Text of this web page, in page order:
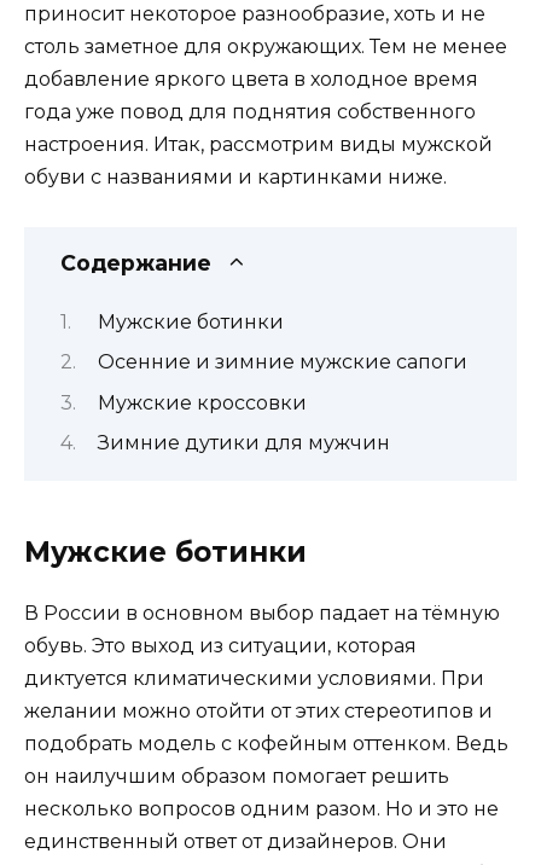
приносит некоторое разнообразие, хоть и не
столь заметное для окружающих. Тем не менее
добавление яркого цвета в холодное время
года уже повод для поднятия собственного
настроения. Итак, рассмотрим виды мужской
обуви с названиями и картинками ниже.
Содержание
Мужские ботинки
Осенние и зимние мужские сапоги
Мужские кроссовки
Зимние дутики для мужчин
Мужские ботинки
В России в основном выбор падает на тёмную
обувь. Это выход из ситуации, которая
диктуется климатическими условиями. При
желании можно отойти от этих стереотипов и
подобрать модель с кофейным оттенком. Ведь
он наилучшим образом помогает решить
несколько вопросов одним разом. Но и это не
единственный ответ от дизайнеров. Они